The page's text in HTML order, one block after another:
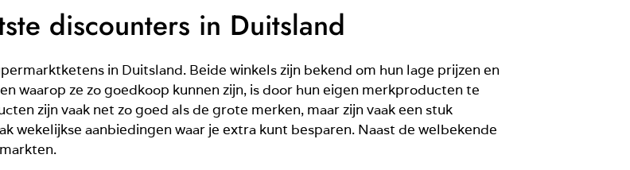
discounters in Duitsland
in Duitsland. Beide winkels zijn bekend om hun lage prijzen en
waarop ze zo goedkoop kunnen zijn, is door hun eigen merkproducten te
zijn vaak net zo goed als de grote merken, maar zijn vaak een stuk
wekelijkse aanbiedingen waar je extra kunt besparen. Naast de welbekende